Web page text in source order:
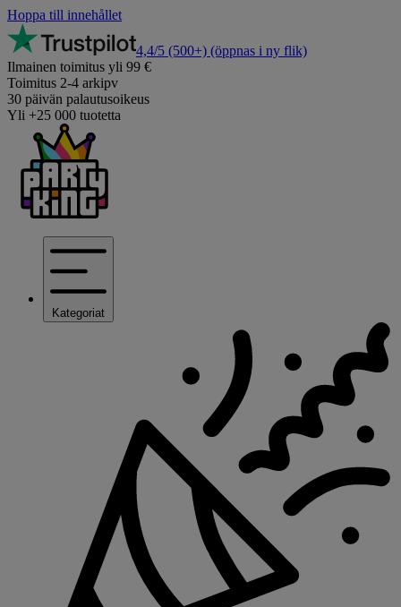
Hoppa till innehållet
4,4/5 (500+) (öppnas i ny flik)
Ilmainen toimitus yli 99 €
Toimitus 2-4 arkipv
30 päivän palautusoikeus
Yli +25 000 tuotetta
Kategoriat